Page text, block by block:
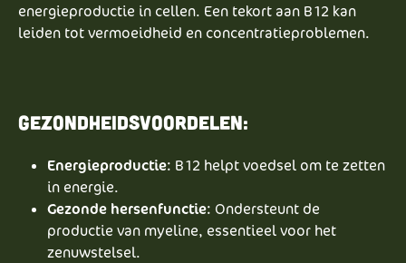
energieproductie in cellen. Een tekort aan B12 kan
leiden tot vermoeidheid en concentratieproblemen.
Gezondheidsvoordelen:
Energieproductie: B12 helpt voedsel om te zetten
in energie.
Gezonde hersenfunctie: Ondersteunt de
productie van myeline, essentieel voor het
zenuwstelsel.